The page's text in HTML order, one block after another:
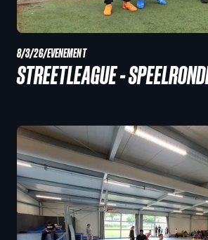
8/3/26/EVENEMENT
STREETLEAGUE -